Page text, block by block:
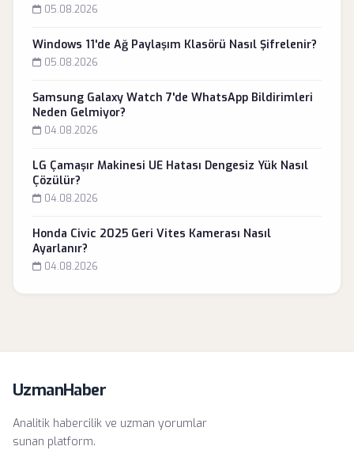
05.08.2026
Windows 11'de Ağ Paylaşım Klasörü Nasıl Şifrelenir?
05.08.2026
Samsung Galaxy Watch 7'de WhatsApp Bildirimleri
Neden Gelmiyor?
04.08.2026
LG Çamaşır Makinesi UE Hatası Dengesiz Yük Nasıl
Çözülür?
04.08.2026
Honda Civic 2025 Geri Vites Kamerası Nasıl
Ayarlanır?
04.08.2026
UzmanHaber
Analitik habercilik ve uzman yorumlar
sunan platform.